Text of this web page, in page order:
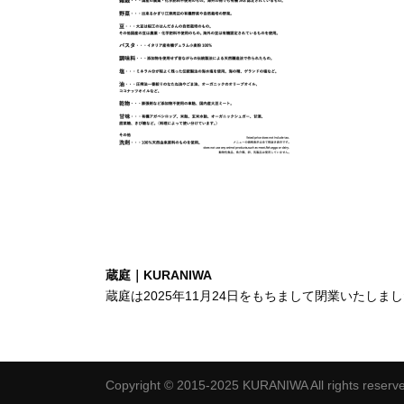
蔵庭｜KURANIWA
蔵庭は2025年11月24日をもちまして閉業いたしまし
Copyright © 2015-2025 KURANIWA All rights